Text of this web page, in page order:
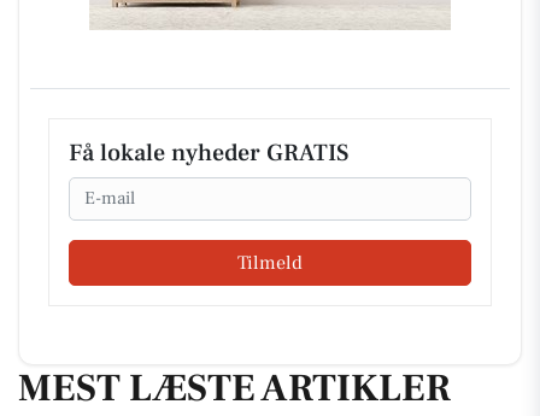
Få lokale nyheder GRATIS
Email
Tilmeld
MEST LÆSTE ARTIKLER